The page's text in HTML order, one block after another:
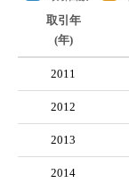
取引年
(年)
2011
2012
2013
2014